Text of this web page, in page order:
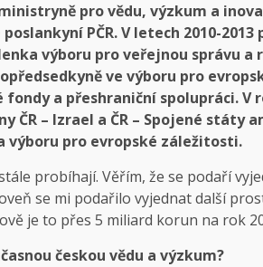
pro vědu, výzkum a
PČR. V letech 2010-
výboru pro veřejnou správu a
ve výboru pro
a přeshraniční spolupráci. V
ČR – Izrael a ČR – Spojené státy
výboru pro evropské záležitosti.
probíhají. Věřím, že se podaří
se mi podařilo vyjednat další
je to přes 5 miliard korun na rok
českou vědu a výzkum?